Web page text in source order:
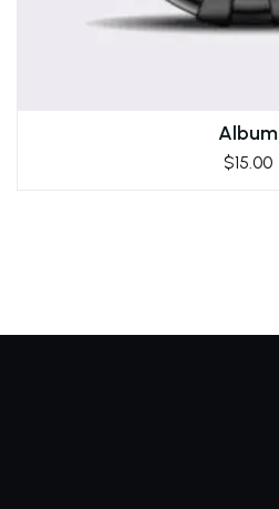
Album
$15.00